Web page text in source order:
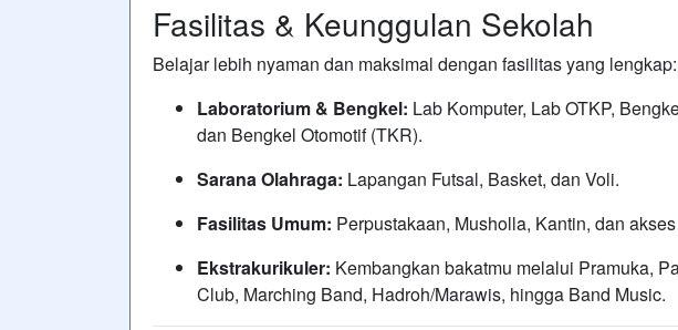
Fasilitas & Keunggulan Sekolah
Belajar lebih nyaman dan maksimal dengan fasilitas yang lengkap:
Laboratorium & Bengkel: Lab Komputer, Lab OTKP,
dan Bengkel Otomotif (TKR).
Sarana Olahraga: Lapangan Futsal, Basket, dan Voli.
Fasilitas Umum: Perpustakaan, Musholla, Kantin, dan akses
Ekstrakurikuler: Kembangkan bakatmu melalui Pramuka,
Club, Marching Band, Hadroh/Marawis, hingga Band Music.